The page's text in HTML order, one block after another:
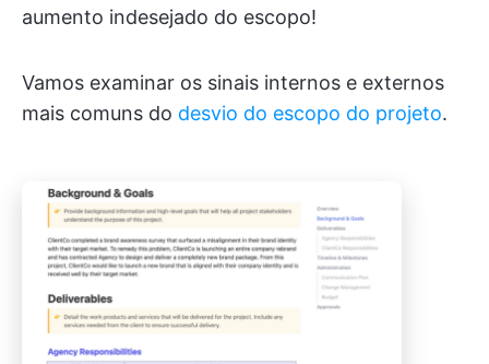
aumento indesejado do escopo!
Vamos examinar os sinais internos e externos
mais comuns do desvio do escopo do projeto.